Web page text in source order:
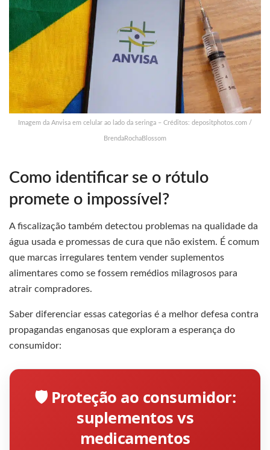
Imagem da Anvisa em celular ao lado da seringa – Créditos: depositphotos.com /
BrendaRochaBlossom
Como identificar se o rótulo
promete o impossível?
A fiscalização também detectou problemas na qualidade da
água usada e promessas de cura que não existem. É comum
que marcas irregulares tentem vender suplementos
alimentares como se fossem remédios milagrosos para
atrair compradores.
Saber diferenciar essas categorias é a melhor defesa contra
propagandas enganosas que exploram a esperança do
consumidor:
🛡️ Proteção ao consumidor:
suplementos vs
medicamentos